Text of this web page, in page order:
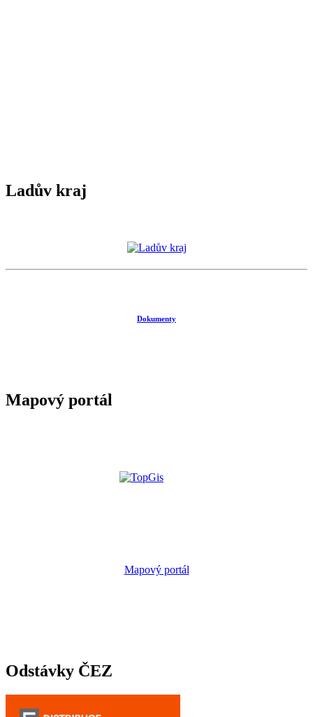
Ladův kraj
Dokumenty
Mapový portál
Mapový portál
Odstávky ČEZ